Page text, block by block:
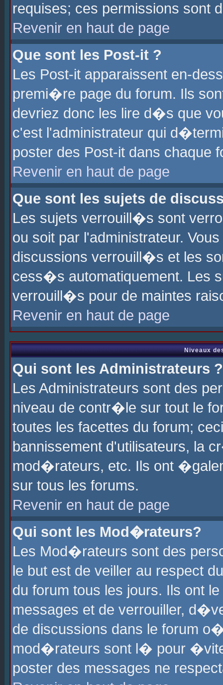
requises; ces permissions sont
Revenir en haut de page
Que sont les Post-it ?
Les Post-it apparaissent en-
premi�re page du forum. Ils
devriez donc les lire d�s que
c'est l'administrateur qui
poster des Post-it dans chaque
Revenir en haut de page
Que sont les sujets de
Les sujets verrouill�s sont
ou soit par l'administrateur.
discussions verrouill�s et les
cess�s automatiquement. Les
verrouill�s pour de maintes
Revenir en haut de page
Niveaux
Qui sont les Administrateurs ?
Les Administrateurs sont des
niveau de contr�le sur tout le
toutes les facettes du forum;
bannissement d'utilisateurs, la
mod�rateurs, etc. Ils ont
sur tous les forums.
Revenir en haut de page
Qui sont les Mod�rateurs?
Les Mod�rateurs sont des
le but est de veiller au respect
du forum tous les jours. Ils ont
messages et de verrouiller,
de discussions dans le forum
mod�rateurs sont l� pour
poster des messages ne